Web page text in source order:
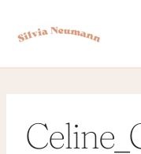
Inhalt